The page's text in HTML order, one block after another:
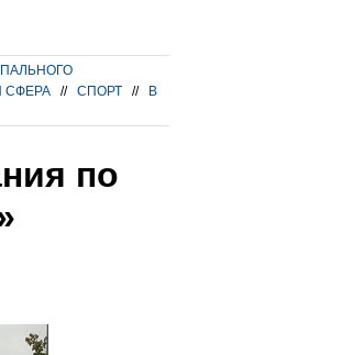
СФЕРА // СПОРТ //
В
по